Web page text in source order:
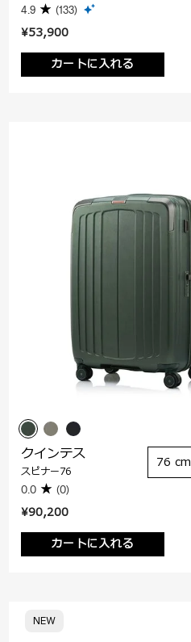
¥53,900
カートに入れる
4.9 (133)
¥90,200
カートに入れる
クインテス
スピナー76
0.0 (0)
76 cm
NEW